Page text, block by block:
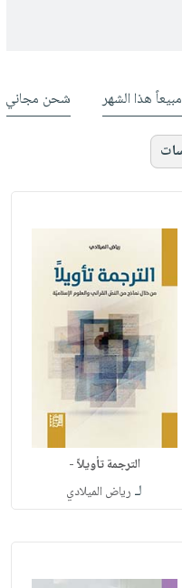
هذا الشهر شحن مجاني
الترجمة تأويلاً -
لـ رياض الميلادي